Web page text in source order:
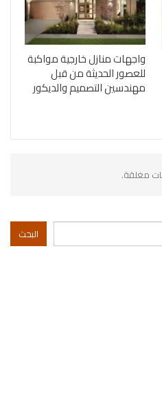
واجهات منازل خارجية مواكبة
للعصور الحديثة من قبل
مهندسين التصميم والديكور
مغلقة.
البحث